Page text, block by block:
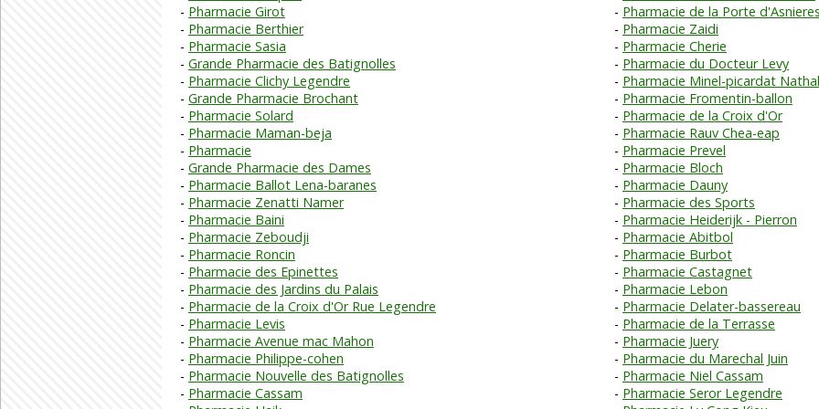
Pharmacie Girot
Pharmacie de la Porte
Pharmacie Berthier
Pharmacie Zaidi
Pharmacie Sasia
Pharmacie Cherie
Grande Pharmacie des Batignolles
Pharmacie du Docteur Levy
Pharmacie Clichy Legendre
Pharmacie Minel-picardat
Grande Pharmacie Brochant
Pharmacie Fromentin-ballon
Pharmacie Solard
Pharmacie de la Croix d'Or
Pharmacie Maman-beja
Pharmacie Rauv Chea-eap
Pharmacie
Pharmacie Prevel
Grande Pharmacie des Dames
Pharmacie Bloch
Pharmacie Ballot Lena-baranes
Pharmacie Dauny
Pharmacie Zenatti Namer
Pharmacie des Sports
Pharmacie Baini
Pharmacie Heiderijk - Pierron
Pharmacie Zeboudji
Pharmacie Abitbol
Pharmacie Roncin
Pharmacie Burbot
Pharmacie des Epinettes
Pharmacie Castagnet
Pharmacie des Jardins du Palais
Pharmacie Lebon
Pharmacie de la Croix d'Or Rue Legendre
Pharmacie Delater-bassereau
Pharmacie Levis
Pharmacie de la Terrasse
Pharmacie Avenue mac Mahon
Pharmacie Juery
Pharmacie Philippe-cohen
Pharmacie du Marechal Juin
Pharmacie Nouvelle des Batignolles
Pharmacie Niel Cassam
Pharmacie Cassam
Pharmacie Seror Legendre